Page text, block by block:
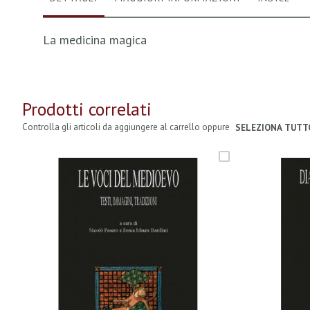
La medicina magica
Prodotti correlati
Controlla gli articoli da aggiungere al carrello oppure SELEZIONA